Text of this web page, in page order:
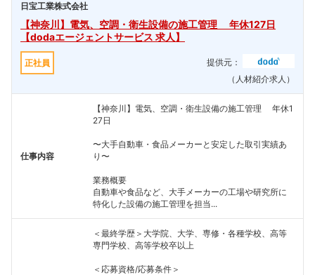
日宝工業株式会社
【神奈川】電気、空調・衛生設備の施工管理 年休127日
【dodaエージェントサービス 求人】
正社員
提供元：
（人材紹介求人）
仕事内容
【神奈川】電気、空調・衛生設備の施工管理 年休1
27日
〜大手自動車・食品メーカーと安定した取引実績あ
り〜
業務概要
自動車や食品など、大手メーカーの工場や研究所に
特化した設備の施工管理を担当...
＜最終学歴＞大学院、大学、専修・各種学校、高等
専門学校、高等学校卒以上
＜応募資格/応募条件＞